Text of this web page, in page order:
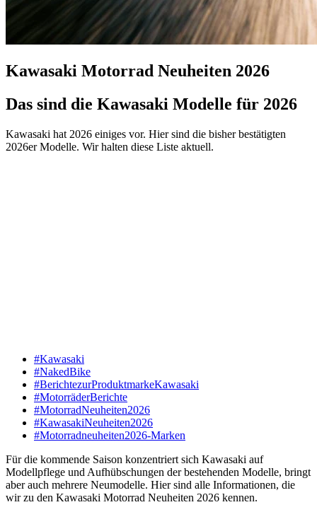
Kawasaki Motorrad Neuheiten 2026
Das sind die Kawasaki Modelle für 2026
Kawasaki hat 2026 einiges vor. Hier sind die bisher bestätigten
2026er Modelle. Wir halten diese Liste aktuell.
#Kawasaki
#NakedBike
#BerichtezurProduktmarkeKawasaki
#MotorräderBerichte
#MotorradNeuheiten2026
#KawasakiNeuheiten2026
#Motorradneuheiten2026-Marken
Für die kommende Saison konzentriert sich Kawasaki auf
Modellpflege und Aufhübschungen der bestehenden Modelle, bringt
aber auch mehrere Neumodelle. Hier sind alle Informationen, die
wir zu den Kawasaki Motorrad Neuheiten 2026 kennen.